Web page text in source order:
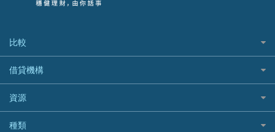
比較
私人貸款比較
稅季/稅務貸款
網上貸款
結餘轉戶(清卡數貸款)
借貸機構
BEA 東亞銀行
BOC 中國銀行
資源
如何申請個人貸款
種類